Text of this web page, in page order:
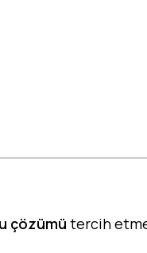
çözümü tercih